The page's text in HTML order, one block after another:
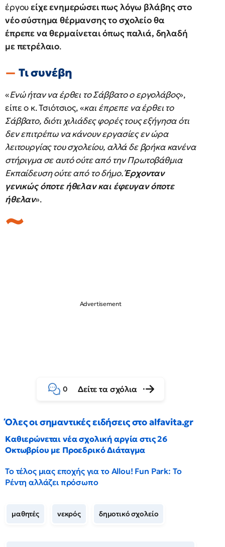
έργουείχε ενημερώσει πως λόγω βλάβης στο
νέο σύστημα θέρμανσης το σχολείο θα
έπρεπε να θερμαίνεται όπως παλιά, δηλαδή
με πετρέλαιο.
Τι συνέβη
«Ενώ ήταν να έρθει το Σάββατο ο εργολάβος»,
είπε ο κ. Τσιότσιος, «και έπρεπε να έρθει το
Σάββατο, διότι χιλιάδες φορές τους εξήγησα ότι
δεν επιτρέπω να κάνουν εργασίες εν ώρα
λειτουργίας του σχολείου, αλλά δε βρήκα κανένα
στήριγμα σε αυτό ούτε από την Πρωτοβάθμια
Εκπαίδευση ούτε από το δήμο.Έρχονταν
γενικώς όποτε ήθελαν και έφευγαν όποτε
ήθελαν».
0 Δείτε τα σχόλια
Όλες οι σημαντικές ειδήσεις στο alfavita.gr
Καθιερώνεται νέα σχολική αργία στις 26
Οκτωβρίου με Προεδρικό Διάταγμα
Το τέλος μιας εποχής για το Allou! Fun Park: Το
Ρέντη αλλάζει πρόσωπο
μαθητές νεκρός δημοτικό σχολείο